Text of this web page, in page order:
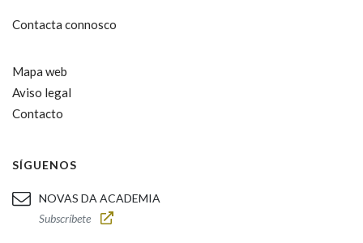
Contacta connosco
Mapa web
Aviso legal
Contacto
SÍGUENOS
NOVAS DA ACADEMIA
Subscríbete